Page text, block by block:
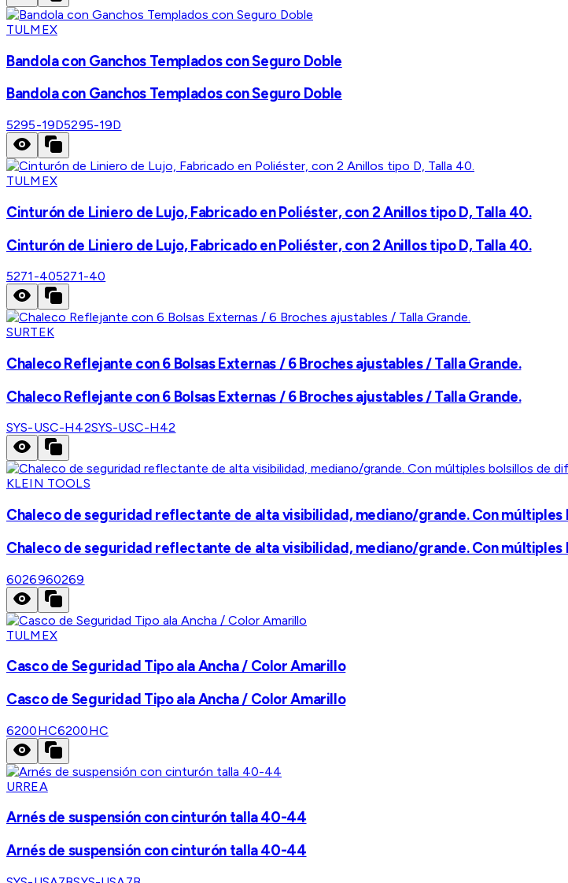
TULMEX
Bandola con Ganchos Templados con Seguro Doble
Bandola con Ganchos Templados con Seguro Doble
5295-19D5295-19D
TULMEX
Cinturón de Liniero de Lujo, Fabricado en Poliéster, con 2 Anillos tipo D, Talla 40.
Cinturón de Liniero de Lujo, Fabricado en Poliéster, con 2 Anillos tipo D, Talla 40.
5271-405271-40
SURTEK
Chaleco Reflejante con 6 Bolsas Externas / 6 Broches ajustables / Talla Grande.
Chaleco Reflejante con 6 Bolsas Externas / 6 Broches ajustables / Talla Grande.
SYS-USC-H42SYS-USC-H42
KLEIN TOOLS
Chaleco de seguridad reflectante de alta visibilidad, mediano/grande. Con
Chaleco de seguridad reflectante de alta visibilidad, mediano/grande. Con
6026960269
TULMEX
Casco de Seguridad Tipo ala Ancha / Color Amarillo
Casco de Seguridad Tipo ala Ancha / Color Amarillo
6200HC6200HC
URREA
Arnés de suspensión con cinturón talla 40-44
Arnés de suspensión con cinturón talla 40-44